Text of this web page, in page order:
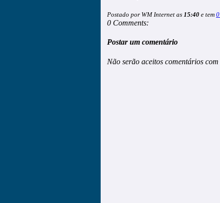
Postado por WM Internet as 15:40 e tem
0 Comments:
Postar um comentário
Não serão aceitos comentários